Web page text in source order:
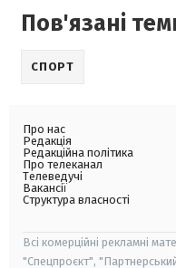
Пов'язані
СПОРТ
Про нас
Редакція
Редакційна політика
Про телеканал
Телеведучі
Вакансії
Структура власності
Всі комерційні рекламні
"Спецпроєкт",